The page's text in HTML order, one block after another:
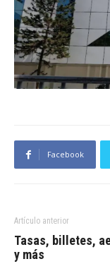
Facebook
Artículo anterior
Tasas, billetes,
y más